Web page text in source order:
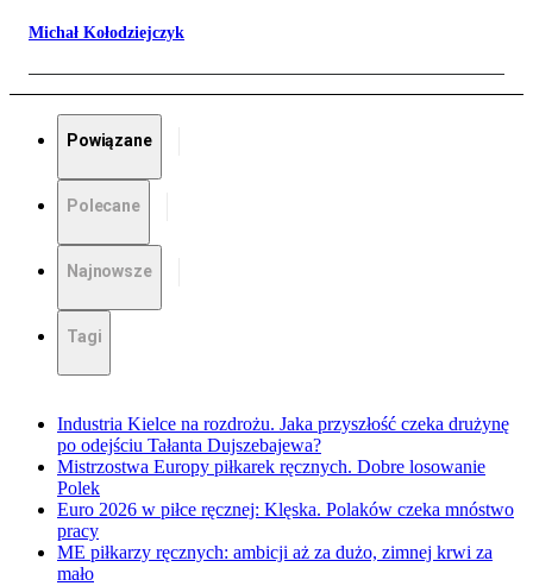
Michał Kołodziejczyk
Powiązane
Polecane
Najnowsze
Tagi
Industria Kielce na rozdrożu. Jaka przyszłość czeka drużynę
po odejściu Tałanta Dujszebajewa?
Mistrzostwa Europy piłkarek ręcznych. Dobre losowanie
Polek
Euro 2026 w piłce ręcznej: Klęska. Polaków czeka mnóstwo
pracy
ME piłkarzy ręcznych: ambicji aż za dużo, zimnej krwi za
mało